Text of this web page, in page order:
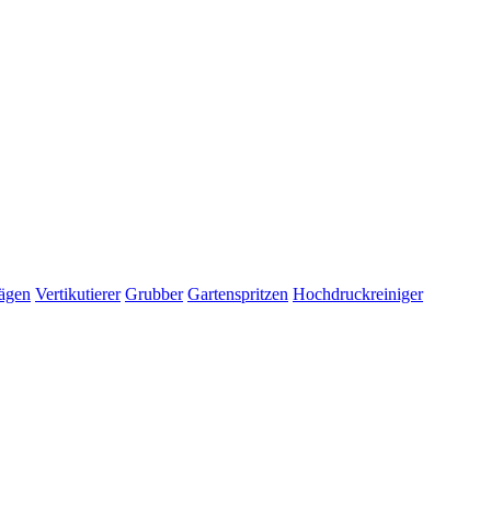
Vertikutierer Grubber Gartenspritzen Hochdruckreiniger